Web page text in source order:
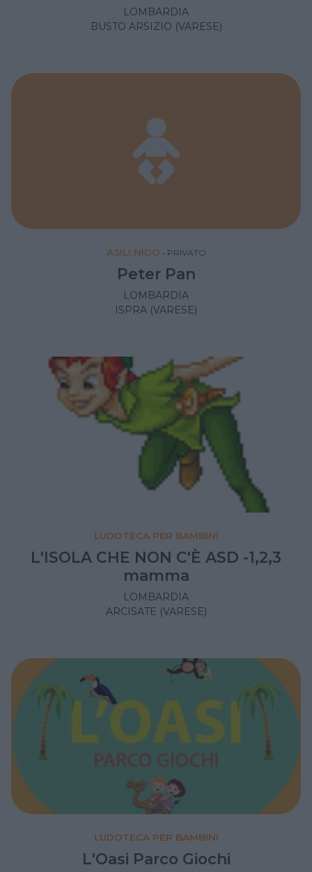
LOMBARDIA
BUSTO ARSIZIO (VARESE)
ASILI NIDO • PRIVATO
Peter Pan
LOMBARDIA
ISPRA (VARESE)
LUDOTECA PER BAMBINI
L'ISOLA CHE NON C'È ASD -1,2,3
mamma
LOMBARDIA
ARCISATE (VARESE)
LUDOTECA PER BAMBINI
L'Oasi Parco Giochi